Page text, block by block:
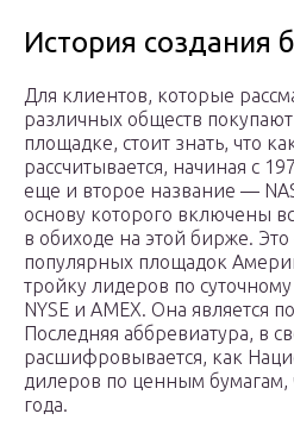
История создания
Для клиентов, которые
различных обществ
площадке, стоит знать, что
рассчитывается, начиная с
еще и второе название —
основу которого включены
в обиходе на этой бирже.
популярных площадок
тройку лидеров по
NYSE и AMEX. Она является
Последняя аббревиатура, в
расшифровывается, как
дилеров по ценным бумагам,
года.